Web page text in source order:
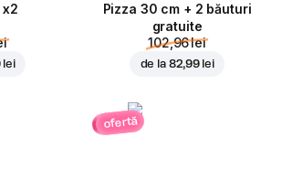
lei
Pizza 30 cm + 2 băuturi
gratuite
102,96 lei
de la 82,99 lei
ofertă